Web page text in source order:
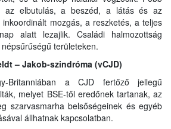
az elbutulás, a beszéd, a látás és az
mozgás, a reszketés, a teljes
alatt lezajlik. Családi halmozottság
területeken.
– Jakob-szindróma (vCJD)
Britanniában a CJD fertőző jellegű
melyet BSE-től eredőnek tartanak, az
szarvasmarha belsőségeinek és egyéb
állhatnak kapcsolatban.